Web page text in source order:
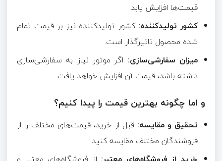
قیمت‌ها افزایش یابد.
کشور تولیدکننده: کشور تولیدکننده نیز بر قیمت تمام
شده محصول تاثیرگذار است.
میزان سفارشی‌سازی: اگر موتور نیاز به سفارشی‌سازی
داشته باشد، قیمت آن افزایش خواهد یافت.
و اما چگونه بهترین قیمت را پیدا کنیم؟
تحقیق و مقایسه: قبل از خرید، قیمت‌های مختلف را از
فروشندگان مختلف مقایسه کنید.